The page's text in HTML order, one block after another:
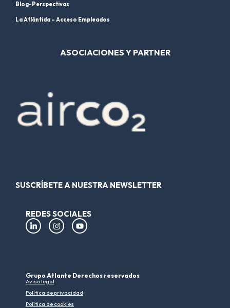
Blog-Perspectivas
La Atlántida – Acceso Empleados
ASOCIACIONES Y PARTNER
SUSCRÍBETE A NUESTRA NEWSLETTER
REDES SOCIALES
Grupo Atlante Derechos reservados
Aviso legal
Política de privacidad
Política de cookies